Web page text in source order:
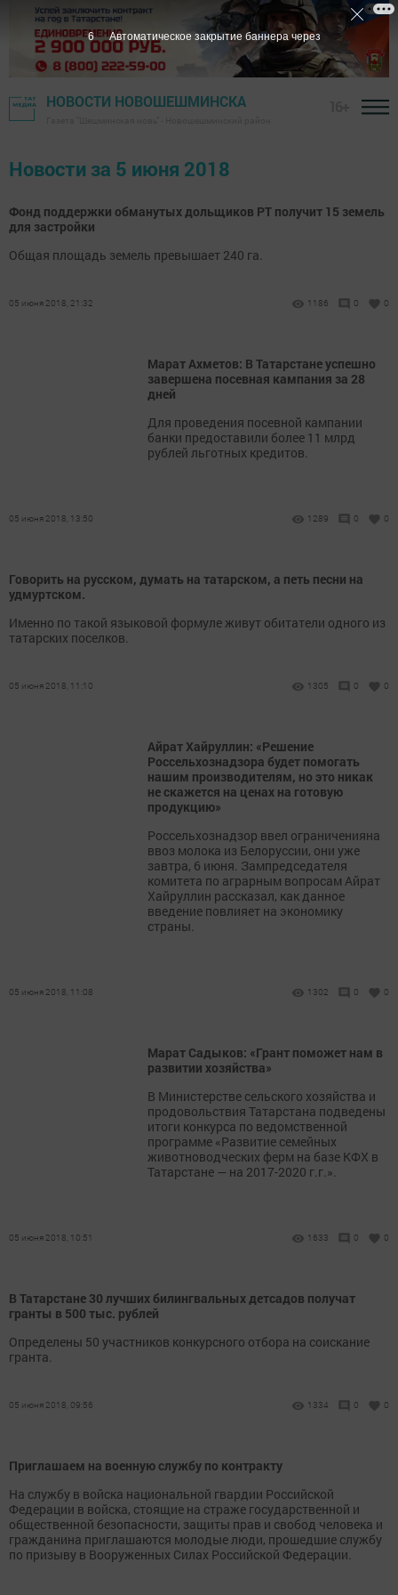
НОВОСТИ НОВОШЕШМИНСКА
Новости за 5 июня 2018
Фонд поддержки обманутых дольщиков РТ получит 15 земель
для застройки
Общая площадь земель превышает 240 га.
05 июня 2018, 21:32 1186 0 0
Марат Ахметов: В Татарстане успешно
завершена посевная кампания за 28
дней
Для проведения посевной кампании
банки предоставили более 11 млрд
рублей льготных кредитов.
05 июня 2018, 13:50 1289 0 0
Говорить на русском, думать на татарском, а петь песни на
удмуртском.
Именно по такой языковой формуле живут обитатели одного из
татарских поселков.
05 июня 2018, 11:10 1305 0 0
Айрат Хайруллин: «Решение
Россельхознадзора будет помогать
нашим производителям, но это никак
не скажется на ценах на готовую
продукцию»
Россельхознадзор ввел ограниченияна
ввоз молока из Белоруссии, они уже
завтра, 6 июня. Зампредседателя
комитета по аграрным вопросам Айрат
Хайруллин рассказал, как данное
введение повлияет на экономику
страны.
05 июня 2018, 11:08 1302 0 0
Марат Садыков: «Грант поможет нам в
развитии хозяйства»
В Министерстве сельского хозяйства и
продовольствия Татарстана подведены
итоги конкурса по ведомственной
программе «Развитие семейных
животноводческих ферм на базе КФХ в
Татарстане — на 2017-2020 г.г.».
05 июня 2018, 10:51 1633 0 0
В Татарстане 30 лучших билингвальных детсадов получат
гранты в 500 тыс. рублей
Определены 50 участников конкурсного отбора на соискание
гранта.
05 июня 2018, 09:56 1334 0 0
Приглашаем на военную службу по контракту
На службу в войска национальной гвардии Российской
Федерации в войска, стоящие на страже государственной и
общественной безопасности, защиты прав и свобод человека и
гражданина приглашаются молодые люди, прошедшие службу
по призыву в Вооруженных Силах Российской Федерации.
5 Автоматическое закрытие баннера через